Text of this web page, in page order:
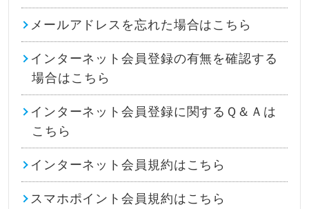
メールアドレスを忘れた場合はこちら
インターネット会員登録の有無を確認する
場合はこちら
インターネット会員登録に関するＱ＆Ａは
こちら
インターネット会員規約はこちら
スマホポイント会員規約はこちら